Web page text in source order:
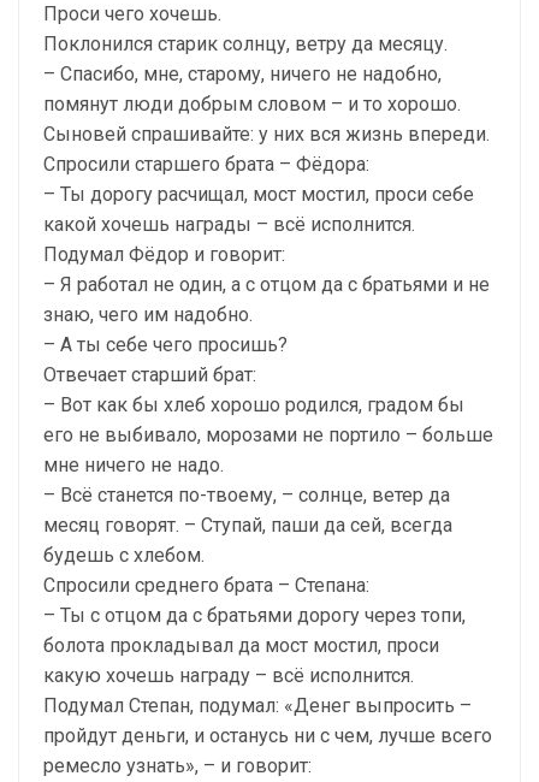
Проси чего хочешь.
Поклонился старик солнцу, ветру да месяцу.
– Спасибо, мне, старому, ничего не надобно,
помянут люди добрым словом – и то хорошо.
Сыновей спрашивайте: у них вся жизнь впереди.
Спросили старшего брата – Фёдора:
– Ты дорогу расчищал, мост мостил, проси себе
какой хочешь награды – всё исполнится.
Подумал Фёдор и говорит:
– Я работал не один, а с отцом да с братьями и не
знаю, чего им надобно.
– А ты себе чего просишь?
Отвечает старший брат:
– Вот как бы хлеб хорошо родился, градом бы
его не выбивало, морозами не портило – больше
мне ничего не надо.
– Всё станется по-твоему, – солнце, ветер да
месяц говорят. – Ступай, паши да сей, всегда
будешь с хлебом.
Спросили среднего брата – Степана:
– Ты с отцом да с братьями дорогу через топи,
болота прокладывал да мост мостил, проси
какую хочешь награду – всё исполнится.
Подумал Степан, подумал: «Денег выпросить –
пройдут деньги, и останусь ни с чем, лучше всего
ремесло узнать», – и говорит: